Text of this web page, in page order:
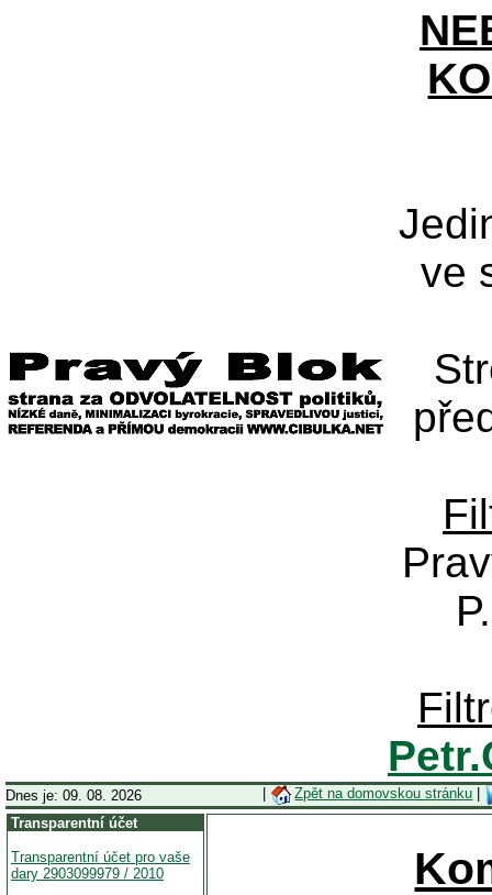
ve
Dnes je: 09. 08. 2026 Zpět na domovskou stránku
Transparentní účet
Transparentní účet pro vaše
dary 2903099979 / 2010